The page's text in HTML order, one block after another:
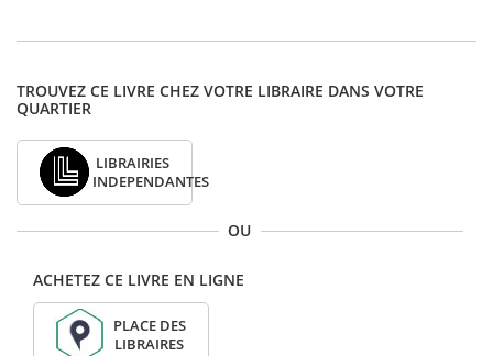
TROUVEZ CE LIVRE CHEZ VOTRE LIBRAIRE DANS VOTRE
QUARTIER
LIBRAIRIES
INDEPENDANTES
OU
ACHETEZ CE LIVRE EN LIGNE
PLACE DES
LIBRAIRES